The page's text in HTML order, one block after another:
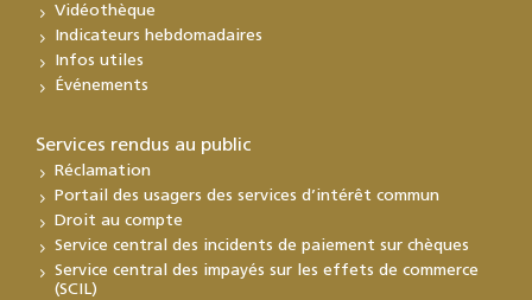
Vidéothèque
Indicateurs hebdomadaires
Infos utiles
Événements
Services rendus au public
Réclamation
Portail des usagers des services d’intérêt commun
Droit au compte
Service central des incidents de paiement sur chèques
Service central des impayés sur les effets de commerce
(SCIL)